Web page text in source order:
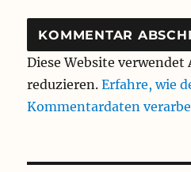
Diese Website
reduzieren.Erfahre, wie
Kommentardaten